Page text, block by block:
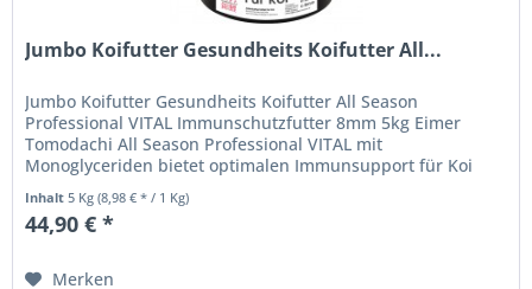
Jumbo Koifutter Gesundheits Koifutter All...
Jumbo Koifutter Gesundheits Koifutter All Season
Professional VITAL Immunschutzfutter 8mm 5kg Eimer
Tomodachi All Season Professional VITAL mit
Monoglyceriden bietet optimalen Immunsupport für Koi
Inhalt 5 Kg(8,98 € * / 1 Kg)
44,90 € *
Merken